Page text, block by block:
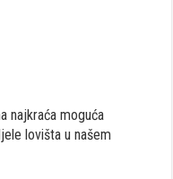
najkraća moguća
lovišta u našem